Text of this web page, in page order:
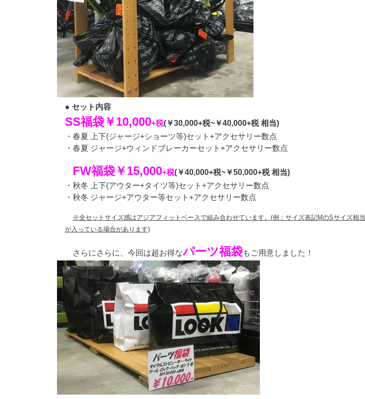
● セット内容
SS福袋￥10,000+税(￥30,000+税~￥40,000+税 相当)
・春夏 上下(ジャージ+ショーツ等)セット+アクセサリー数点
・春夏 ジャージ+ウィンドブレーカーセット+アクセサリー数点
FW福袋￥15,000+税(￥40,000+税~￥50,000+税 相当)
・秋冬 上下(アウター+タイツ等)セット+アクセサリー数点
・秋冬 ジャージ+アウター等セット+アクセサリー数点
※全セットサイズ感はアジアフィットベースで組み合わせています。(例：サイズ表記MのSサイズ相当
が入っている場合があります)
さらにさらに、今回は超お得なパーツ福袋もご用意しました！